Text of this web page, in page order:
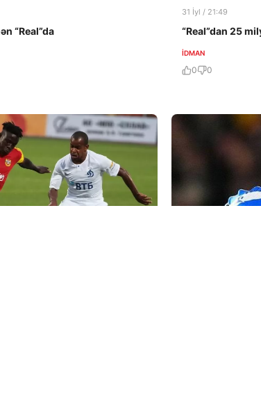
“Real”da
31 İyl / 21:49
“Real”dan 25
İDMAN
0 0